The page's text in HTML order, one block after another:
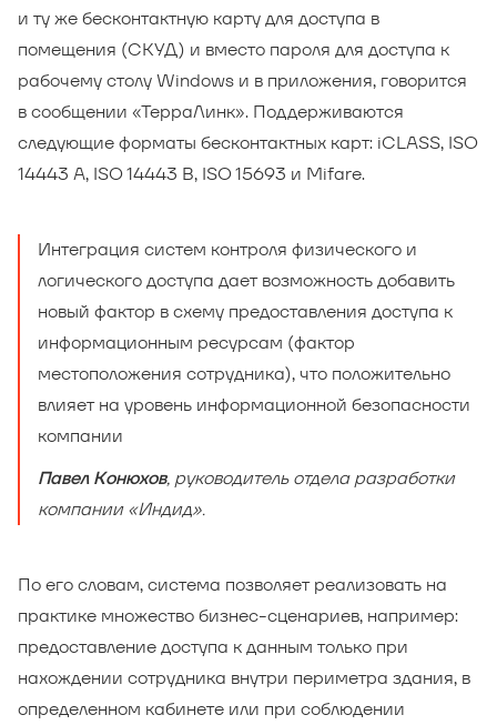
и ту же бесконтактную карту для доступа в
помещения (СКУД) и вместо пароля для доступа к
рабочему столу Windows и в приложения, говорится
в сообщении «ТерраЛинк». Поддерживаются
следующие форматы бесконтактных карт: iCLASS, ISO
14443 A, ISO 14443 B, ISO 15693 и Mifare.
Интеграция систем контроля физического и
логического доступа дает возможность добавить
новый фактор в схему предоставления доступа к
информационным ресурсам (фактор
местоположения сотрудника), что положительно
влияет на уровень информационной безопасности
компании
Павел Конюхов, руководитель отдела разработки
компании «Индид».
По его словам, система позволяет реализовать на
практике множество бизнес-сценариев, например:
предоставление доступа к данным только при
нахождении сотрудника внутри периметра здания, в
определенном кабинете или при соблюдении